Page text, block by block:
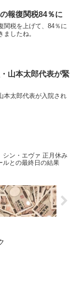
報復関税84％に
関税を上げて、84％に
したね。
山本太郎代表が緊
本太郎代表が入院され
シン・エヴァ 正月休み
ルとの最終日の結果